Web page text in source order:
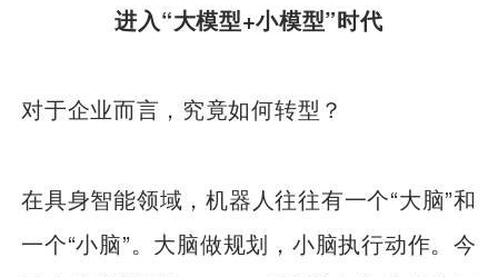
进入“大模型+小模型”时代
对于企业而言，究竟如何转型？
在具身智能领域，机器人往往有一个“大脑”和
一个“小脑”。大脑做规划，小脑执行动作。今